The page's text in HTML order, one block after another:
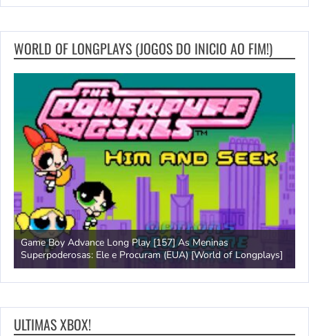
WORLD OF LONGPLAYS (JOGOS DO INICIO AO FIM!)
Game Boy Advance Long Play [157] As Meninas
Superpoderosas: Ele e Procuram (EUA) [World of Longplays]
ULTIMAS XBOX!